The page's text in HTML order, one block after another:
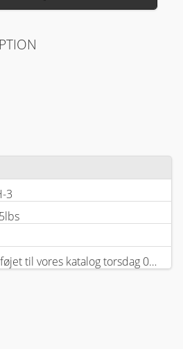
3
Dette produkt blev tilføjet til vores katalog torsdag 05 februar, 2026.